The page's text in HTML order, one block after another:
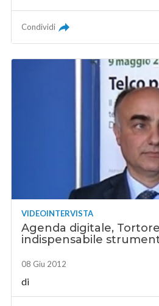
Condividi
VIDEOINTERVISTA
Agenda digitale,
indispensabile
08 Giu 2012
di